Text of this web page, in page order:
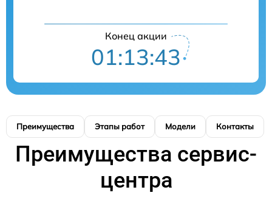
Конец акции
01:13:41
Преимущества Этапы работ Модели Контакты
Преимущества сервис-
центра